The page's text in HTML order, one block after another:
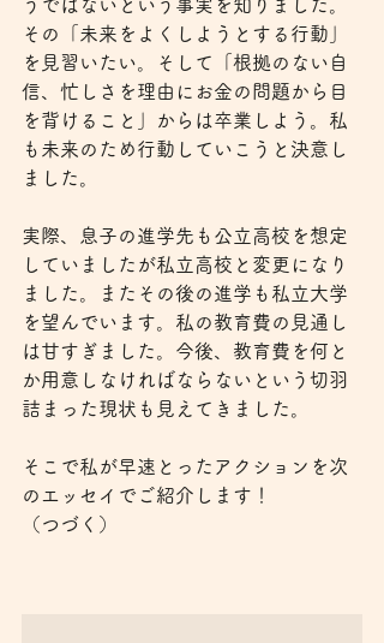
うではないという事実を知りました。
その「未来をよくしようとする行動」
を見習いたい。そして「根拠のない自
信、忙しさを理由にお金の問題から目
を背けること」からは卒業しよう。私
も未来のため行動していこうと決意し
ました。
実際、息子の進学先も公立高校を想定
していましたが私立高校と変更になり
ました。またその後の進学も私立大学
を望んでいます。私の教育費の見通し
は甘すぎました。今後、教育費を何と
か用意しなければならないという切羽
詰まった現状も見えてきました。
そこで私が早速とったアクションを次
のエッセイでご紹介します！
（つづく）